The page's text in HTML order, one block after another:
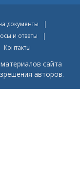
документы
и ответы
Контакты
сайта
авторов.